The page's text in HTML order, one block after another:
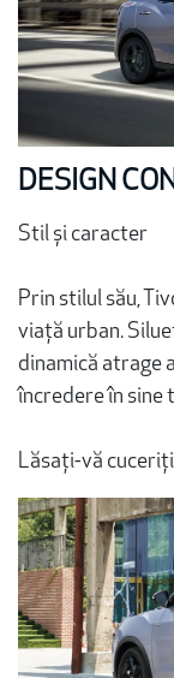
DESIGN
Stil și caracter
Prin stilul său,
viață urban.
dinamică atrage
încredere în sine
Lăsați-vă